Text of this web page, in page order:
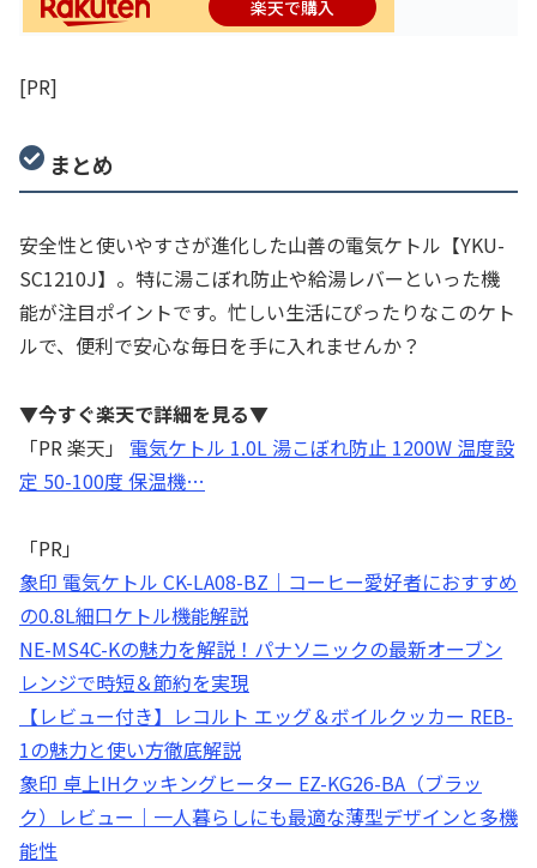
楽天で購入
[PR]
まとめ
安全性と使いやすさが進化した山善の電気ケトル【YKU-
SC1210J】。特に湯こぼれ防止や給湯レバーといった機
能が注目ポイントです。忙しい生活にぴったりなこのケト
ルで、便利で安心な毎日を手に入れませんか？
▼今すぐ楽天で詳細を見る▼
「PR 楽天」 電気ケトル 1.0L 湯こぼれ防止 1200W 温度設
定 50-100度 保温機…
「PR」
象印 電気ケトル CK-LA08-BZ｜コーヒー愛好者におすすめ
の0.8L細口ケトル機能解説
NE-MS4C-Kの魅力を解説！パナソニックの最新オーブン
レンジで時短＆節約を実現
【レビュー付き】レコルト エッグ＆ボイルクッカー REB-
1の魅力と使い方徹底解説
象印 卓上IHクッキングヒーター EZ-KG26-BA（ブラッ
ク）レビュー｜一人暮らしにも最適な薄型デザインと多機
能性